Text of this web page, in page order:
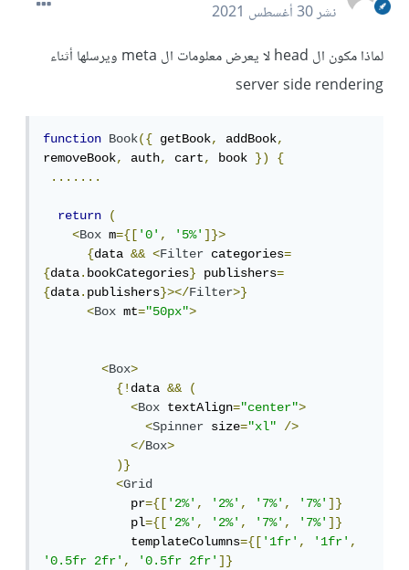
نشر30 أغسطس 2021
لماذا مكون ال head لا يعرض معلومات ال meta ويرسلها أثناء
server side rendering
function Book({ getBook, addBook,
removeBook, auth, cart, book })
{
.......
return
(
<Box m={['0', '5%']}>
{data && <Filter categories=
{data.bookCategories} publishers=
{data.publishers}></Filter>}
<Box mt="50px">
<Box>
{!data &&
(
<Box textAlign="center">
<Spinner size="xl"
/>
</Box>
)}
<Grid
            pr
={['2%', '2%', '7%', '7%']}
            pl
={['2%', '2%', '7%', '7%']}
            templateColumns
={['1fr', '1fr',
'0.5fr 2fr', '0.5fr 2fr']}